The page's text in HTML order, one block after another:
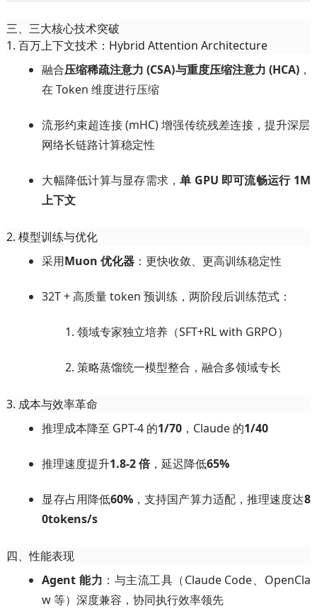
三、三大核心技术突破
1. 百万上下文技术：Hybrid Attention Architecture
融合压缩稀疏注意力 (CSA)与重度压缩注意力 (HCA)，
在 Token 维度进行压缩
流形约束超连接 (mHC) 增强传统残差连接，提升深层
网络长链路计算稳定性
大幅降低计算与显存需求，单 GPU 即可流畅运行 1M
上下文
2. 模型训练与优化
采用Muon 优化器 ：更快收敛、更高训练稳定性
32T + 高质量 token 预训练，两阶段后训练范式：
领域专家独立培养（SFT+RL with GRPO）
策略蒸馏统一模型整合，融合多领域专长
3. 成本与效率革命
推理成本降至 GPT-4 的1/70 ，Claude 的1/40
推理速度提升1.8-2 倍，延迟降低65%
显存占用降低60% ，支持国产算力适配，推理速度达8
0tokens/s
四、性能表现
Agent 能力 ：与主流工具（Claude Code、OpenCla
w 等）深度兼容，协同执行效率领先